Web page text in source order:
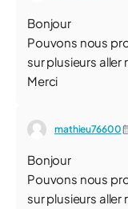
Bonjour
Pouvons nous
sur plusieurs aller
Merci
mathieu76600
Bonjour
Pouvons nous
sur plusieurs aller